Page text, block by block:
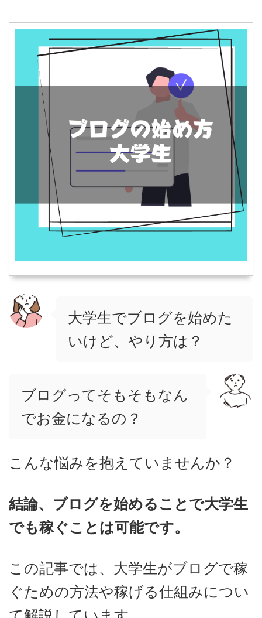
大学生でブログを始めた
いけど、やり方は？
ブログってそもそもなん
でお金になるの？
こんな悩みを抱えていませんか？
結論、ブログを始めることで大学生
でも稼ぐことは可能です。
この記事では、大学生がブログで稼
ぐための方法や稼げる仕組みについ